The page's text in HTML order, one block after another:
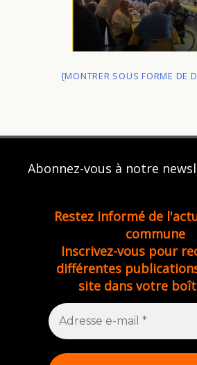
[MONTRER SOUS FORME DE
Abonnez-vous à notre
Restez informé de
commune
Inscrivez-vous pour
différentes
site dans votre